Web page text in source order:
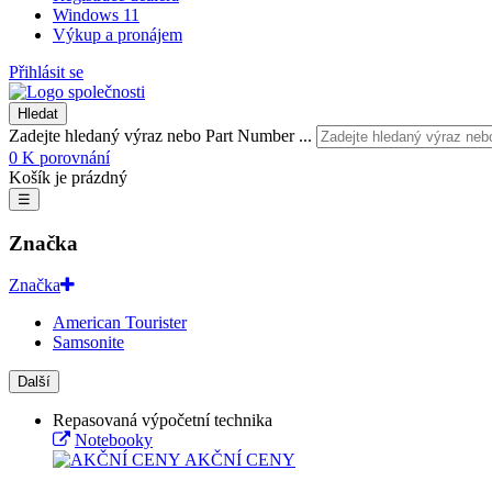
Windows 11
Výkup a pronájem
Přihlásit se
Hledat
Zadejte hledaný výraz nebo Part Number ...
0 K porovnání
Košík je prázdný
☰
Značka
Značka
American Tourister
Samsonite
Další
Repasovaná výpočetní technika
Notebooky
AKČNÍ CENY